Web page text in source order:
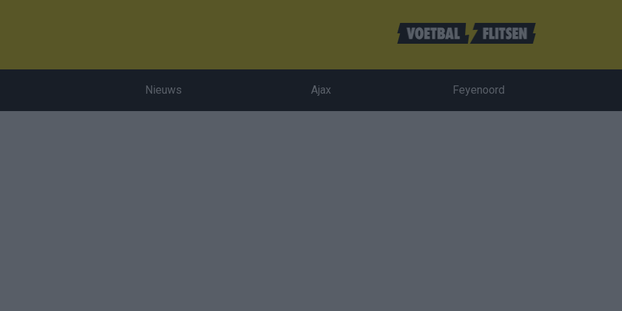
Nieuws Ajax Feyenoord